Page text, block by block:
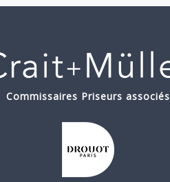
Commissaires Priseurs associés